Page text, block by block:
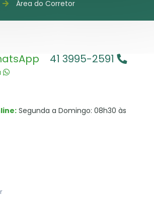
Área do Corretor
41 3995-2591
Segunda a Domingo: 08h30 às